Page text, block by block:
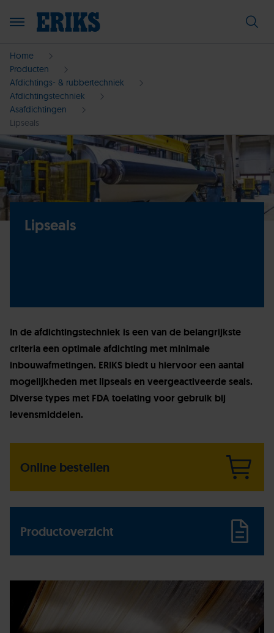
Home
Producten
Afdichtings- & rubbertechniek
Afdichtingstechniek
Asafdichtingen
Lipseals
Lipseals
In de afdichtingstechniek is een van de belangrijkste
criteria een optimale afdichting met minimale
inbouwafmetingen. ERIKS biedt u hiervoor een aantal
mogelijkheden met lipseals en veergeactiveerde seals.
Diverse types met FDA toelating voor gebruik bij
levensmiddelen.
Online bestellen
Productoverzicht